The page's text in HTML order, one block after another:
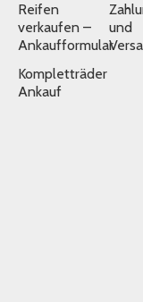
Reifen
verkaufen –
Ankaufformular
Kompletträder
Ankauf
und